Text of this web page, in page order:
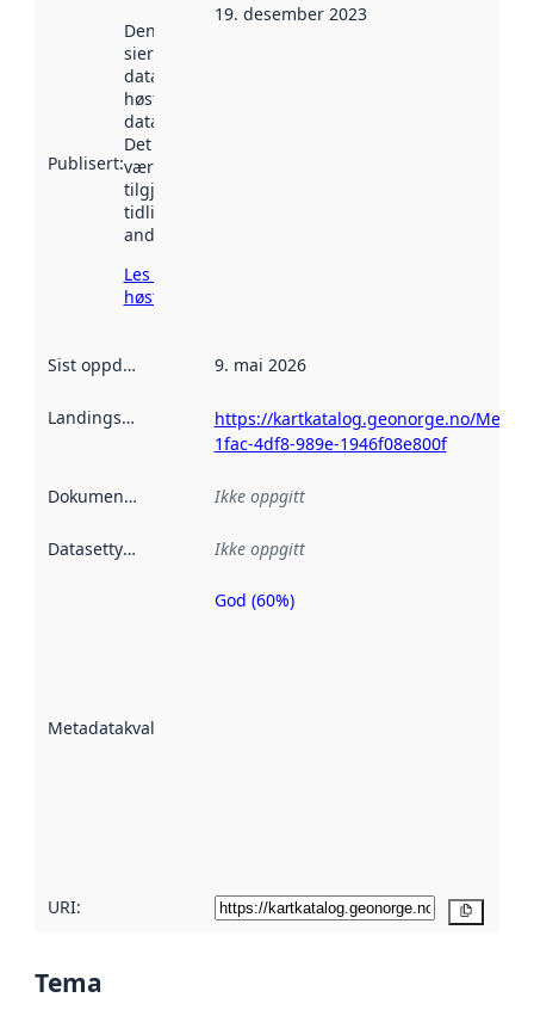
Publisert:
Denne datoen
sier når
datasettet ble
høstet av
data.norge.no.
Det kan ha
vært
tilgjengelig
tidligere
andre steder.
Les mer om
høsting her
19. desember 2023
Sist oppdatert 9. mai 2026
Landingsside
https://kartkatalog.geonorge.no/
1fac-4df8-989e-1946f08e800f
Dokumentasjon Ikke oppgitt
Datasettype Ikke oppgitt
Metadatakvalitet
Metadatakvalitet
God (60%)
URI:
Tema